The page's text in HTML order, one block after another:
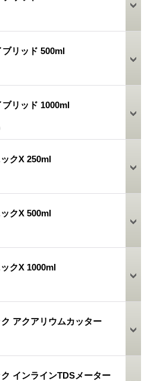
リッド 500ml
リッド 1000ml
クX 250ml
クX 500ml
クX 1000ml
アクアリウムカッター
インラインTDSメーター